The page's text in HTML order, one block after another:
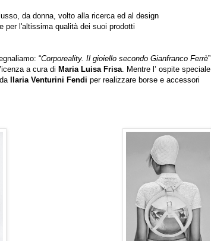
da donna, volto alla ricerca ed al design
per l'altissima qualità dei suoi prodotti
“Corporeality. Il gioiello secondo Gianfranco Ferrè”
a cura di Maria Luisa Frisa. Mentre l’ ospite speciale
Ilaria Venturini Fendi per realizzare borse e accessori